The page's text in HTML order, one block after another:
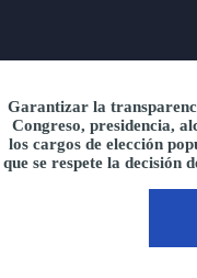
Garantizar la
Congreso, presidencia,
los cargos de elección
que se respete la decisión